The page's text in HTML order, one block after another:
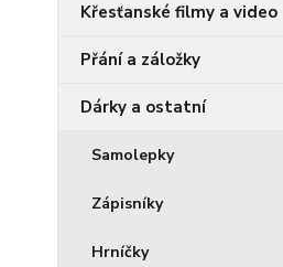
Křesťanské filmy a video
Přání a záložky
Dárky a ostatní
Samolepky
Zápisníky
Hrníčky